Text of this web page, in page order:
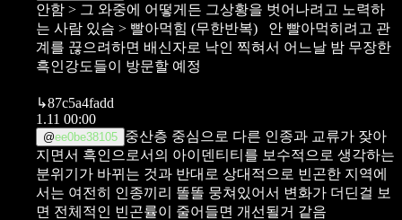
안함 > 그 와중에 어떻게든 그상황을 벗어나려고 노력하
는 사람 있슴 > 빨아먹힘 (무한반복)
안 빨아먹히려고 관
계를 끊으려하면 배신자로 낙인 찍혀서 어느날 밤 무장한
흑인강도들이 방문할 예정
↳87c5a4fadd
1.11 00:00
@ee0be38105 중산층 중심으로 다른 인종과 교류가 잦아
지면서 흑인으로서의 아이덴티티를 보수적으로 생각하는
분위기가 바뀌는 것과 반대로 상대적으로 빈곤한 지역에
서는 여전히 인종끼리 똘똘 뭉쳐있어서 변화가 더딘걸 보
면 전체적인 빈곤률이 줄어들면 개선될거 같음